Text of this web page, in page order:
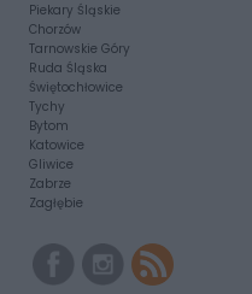
Piekary Śląskie
Chorzów
Tarnowskie Góry
Ruda Śląska
Świętochłowice
Tychy
Bytom
Katowice
Gliwice
Zabrze
Zagłębie